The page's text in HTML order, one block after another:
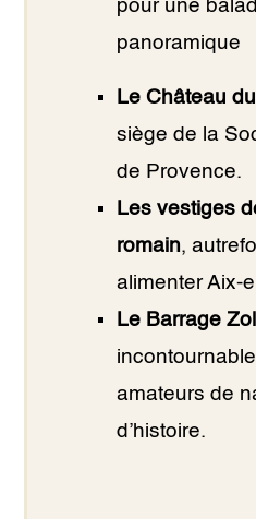
pour une
panoramique
Le Château
siège de la
de Provence.
Les vestiges
romain,
alimenter Aix-
Le Barrage
amateurs de
d’histoire.